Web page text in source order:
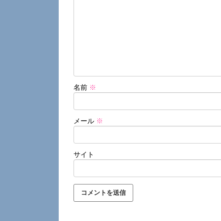
名前 ※
メール ※
サイト